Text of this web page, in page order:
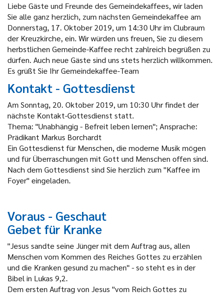
Liebe Gäste und Freunde des Gemeindekaffees, wir laden
Sie alle ganz herzlich, zum nächsten Gemeindekaffee am
Donnerstag, 17. Oktober 2019, um 14:30 Uhr im Clubraum
der Kreuzkirche, ein. Wir würden uns freuen, Sie zu diesem
herbstlichen Gemeinde-Kaffee recht zahlreich begrüßen zu
dürfen. Auch neue Gäste sind uns stets herzlich willkommen.
Es grüßt Sie Ihr Gemeindekaffee-Team
Kontakt - Gottesdienst
Am Sonntag, 20. Oktober 2019, um 10:30 Uhr findet der
nächste Kontakt-Gottesdienst statt.
Thema: "Unabhängig - Befreit leben lernen"; Ansprache:
Prädikant Markus Borchardt
Ein Gottesdienst für Menschen, die moderne Musik mögen
und für Überraschungen mit Gott und Menschen offen sind.
Nach dem Gottesdienst sind Sie herzlich zum "Kaffee im
Foyer" eingeladen.
Voraus - Geschaut
Gebet für Kranke
"Jesus sandte seine Jünger mit dem Auftrag aus, allen
Menschen vom Kommen des Reiches Gottes zu erzählen
und die Kranken gesund zu machen" - so steht es in der
Bibel in Lukas 9,2.
Dem ersten Auftrag von Jesus "vom Reich Gottes zu